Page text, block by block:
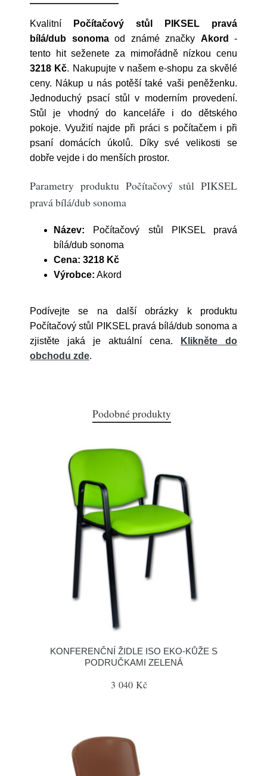
Kvalitní
Počítačový stůl PIKSEL pravá
bílá/dub sonomaod známé značky Akord
-
tento hit seženete za mimořádně nízkou cenu
3218 Kč. Nakupujte v našem e-shopu za skvělé
ceny. Nákup u nás potěší také vaši peněženku.
Jednoduchý psací stůl v moderním provedení.
Stůl je vhodný do kanceláře i do dětského
pokoje. Využití najde při práci s počítačem i při
psaní domácích úkolů. Díky své velikosti se
dobře vejde i do menších prostor.
Parametry produktu Počítačový stůl PIKSEL
pravá bílá/dub sonoma
Název: Počítačový stůl PIKSEL pravá
bílá/dub sonoma
Cena: 3218 Kč
Výrobce: Akord
Podívejte se na další obrázky k produktu
Počítačový stůl PIKSEL pravá bílá/dub sonoma a
zjistěte jaká je aktuální cena.
Klikněte do
obchodu zde.
Podobné produkty
KONFERENČNÍ ŽIDLE ISO EKO-KŮŽE S
PODRUČKAMI ZELENÁ
3 040 Kč